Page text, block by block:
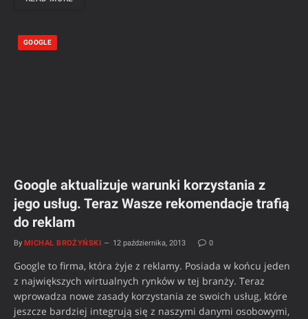
GOOGLE
Google aktualizuje warunki korzystania z
jego usług. Teraz Wasze rekomendacje trafią
do reklam
By MICHAŁ BROŻYŃSKI 12 października, 2013 0
Google to firma, która żyje z reklamy. Posiada w końcu jeden
z największych wirtualnych rynków w tej branży. Teraz
wprowadza nowe zasady korzystania ze swoich usług, które
jeszcze bardziej integrują się z naszymi danymi osobowymi,